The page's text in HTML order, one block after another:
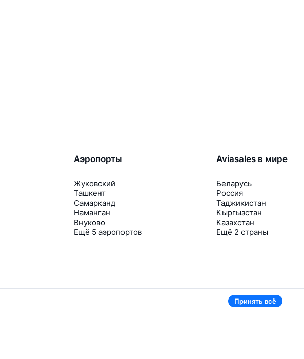
Аэропорты
Жуковский
Ташкент
Самарканд
Наманган
Внуково
Ещё 5 аэропортов
Aviasales в мире
Беларусь
Россия
Таджикистан
Кыргызстан
Казахстан
Ещё 2 страны
Принять всё